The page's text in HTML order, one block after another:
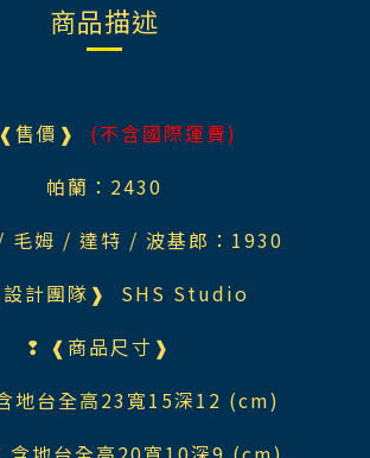
商品描述
售價❱
(不含國際運費)
帕蘭：2430
毛姆 / 達特 / 波基郎 ：1930
計團隊❱ SHS Studio
❢ ❰商品尺寸❱
地台全高23寬15深12 (cm)